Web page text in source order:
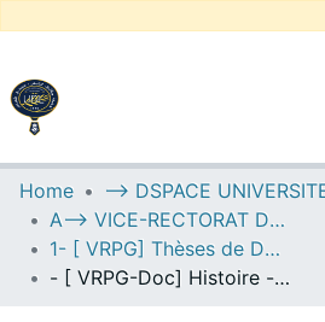
UNIVERSITY OF D.L SIDI
Communities & Collections
All of DSpace
Home
A--> VICE-RECTORAT DE LA POST-GRADUATION
1- [ VRPG] Thèses de Doctorat
- [ VRPG-Doc] Histoire --- تاريخ